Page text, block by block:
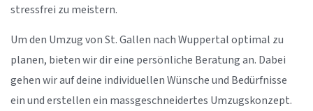
stressfrei zu meistern.
Um den Umzug von St. Gallen nach Wuppertal optimal zu
planen, bieten wir dir eine persönliche Beratung an. Dabei
gehen wir auf deine individuellen Wünsche und Bedürfnisse
ein und erstellen ein massgeschneidertes Umzugskonzept.